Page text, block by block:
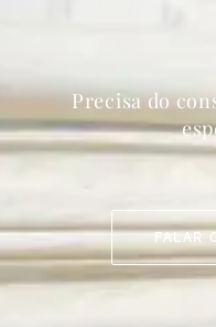
Precisa do
FALAR